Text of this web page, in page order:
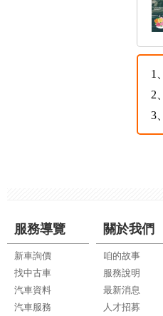
1、
2、
3、
服務導覽
新車詢價
找中古車
汽車資料
汽車服務
關於我們
咱的故事
服務說明
最新消息
人才招募